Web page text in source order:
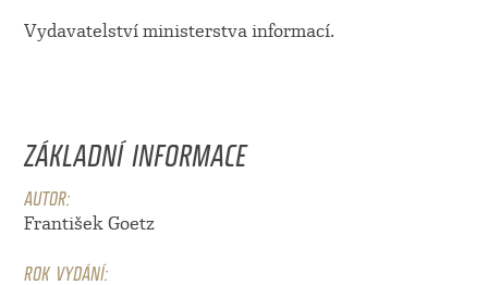
Vydavatelství ministerstva informací.
ZÁKLADNÍ INFORMACE
AUTOR:
František Goetz
ROK VYDÁNÍ: